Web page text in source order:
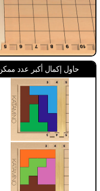
حاول إكمال أكبر عدد